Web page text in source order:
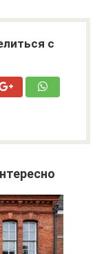
с